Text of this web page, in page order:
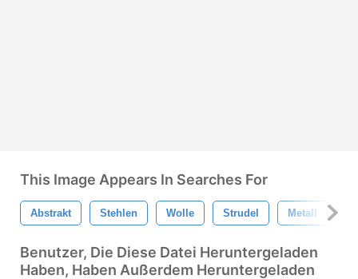
This Image Appears In Searches For
Abstrakt Stehlen Wolle Strudel Metall
Benutzer, Die Diese Datei Heruntergeladen
Haben, Haben Außerdem Heruntergeladen